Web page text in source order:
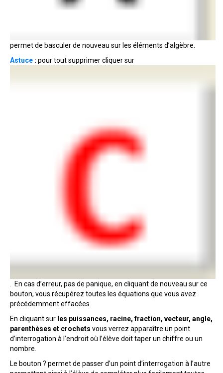
permet de basculer de nouveau sur les éléments d’algèbre.
Astuce : pour tout supprimer cliquer sur
. En cas d’erreur, pas de panique, en cliquant de nouveau sur ce
bouton, vous récupérez toutes les équations que vous avez
précédemment effacées.
En cliquant sur les puissances, racine, fraction, vecteur, angle,
parenthèses et crochets vous verrez apparaître un point
d’interrogation à l’endroit où l’élève doit taper un chiffre ou un
nombre.
Le bouton ? permet de passer d’un point d’interrogation à l’autre